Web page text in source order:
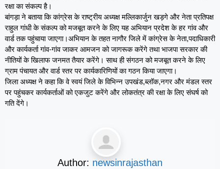
रक्षा का संकल्प है।
बांगड़ा ने बताया कि कांग्रेस के राष्ट्रीय अध्यक्ष मल्लिकार्जुन खड़गे और नेता प्रतिपक्ष
राहुल गांधी के संकल्प को मजबूत करने के लिए यह अभियान प्रदेश के हर गांव और
वार्ड तक पहुंचाया जाएगा।अभियान के तहत नागौर जिले में कांग्रेस के नेता,पदाधिकारी
और कार्यकर्ता गांव-गांव जाकर आमजन को जागरूक करेंगे तथा भाजपा सरकार की
नीतियों के खिलाफ जनमत तैयार करेंगे। साथ ही संगठन को मजबूत करने के लिए
ग्राम पंचायत और वार्ड स्तर पर कार्यकारिणियों का गठन किया जाएगा।
जिला अध्यक्ष ने कहा कि वे स्वयं जिले के विभिन्न उपखंड,ब्लॉक,नगर और मंडल स्तर
पर पहुंचकर कार्यकर्ताओं को एकजुट करेंगे और लोकतंत्र की रक्षा के लिए संघर्ष को
गति देंगे।
Author: newsinrajasthan